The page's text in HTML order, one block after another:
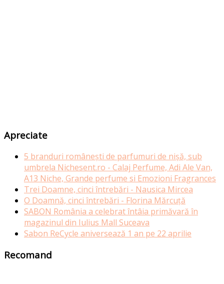
Apreciate
5 branduri românești de parfumuri de nișă, sub
umbrela Nichesent.ro - Calaj Perfume, Adi Ale Van,
A13 Niche, Grande perfume si Emozioni Fragrances
Trei Doamne, cinci întrebări - Nausica Mircea
O Doamnă, cinci întrebări - Florina Mărcuță
SABON România a celebrat întâia primăvară în
magazinul din Iulius Mall Suceava
Sabon ReCycle aniversează 1 an pe 22 aprilie
Recomand